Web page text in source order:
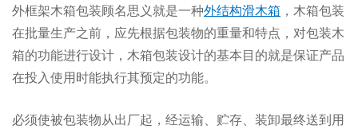
外框架木箱包装顾名思义就是一种外结构滑木箱 ，木箱包装
在批量生产之前，应先根据包装物的重量和特点，对包装木
箱的功能进行设计，木箱包装设计的基本目的就是保证产品
在投入使用时能执行其预定的功能。
必须使被包装物从出厂起，经运输、贮存、装卸最终送到用